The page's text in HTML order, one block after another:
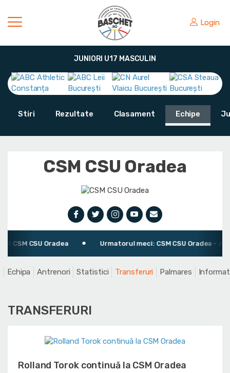
Login
JUNIORI U17 MASCULIN
Stiri Rezultate Clasament Echipe
CSM CSU Oradea
Oradea Urmatorul meci: CSM CSU Oradea - AEK Petrolina
Echipa Antrenori Statistici Transferuri Palmares
TRANSFERURI
Rolland Torok continuă la CSM Oradea